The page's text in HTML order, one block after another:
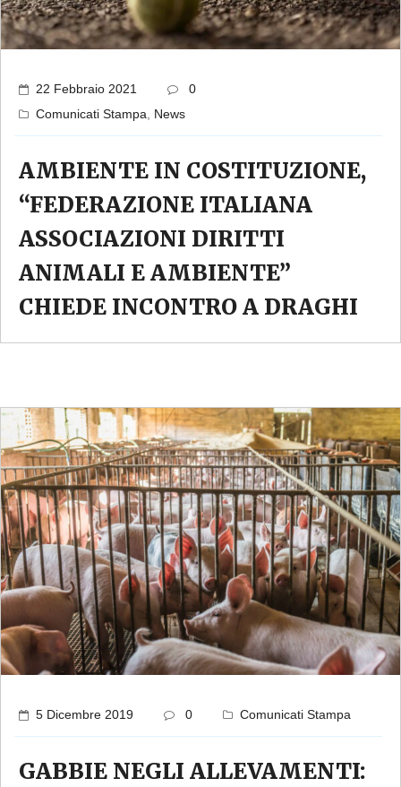
22 Febbraio 2021
0
Comunicati Stampa, News
AMBIENTE IN COSTITUZIONE,
“FEDERAZIONE ITALIANA
ASSOCIAZIONI DIRITTI
ANIMALI E AMBIENTE”
CHIEDE INCONTRO A DRAGHI
5 Dicembre 2019 0 Comunicati Stampa
GABBIE NEGLI ALLEVAMENTI: